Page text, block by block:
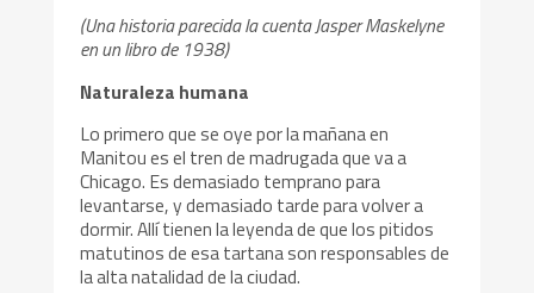
(Una historia parecida la cuenta Jasper Maskelyne
en un libro de 1938)
Naturaleza humana
Lo primero que se oye por la mañana en
Manitou es el tren de madrugada que va a
Chicago. Es demasiado temprano para
levantarse, y demasiado tarde para volver a
dormir. Allí tienen la leyenda de que los pitidos
matutinos de esa tartana son responsables de
la alta natalidad de la ciudad.